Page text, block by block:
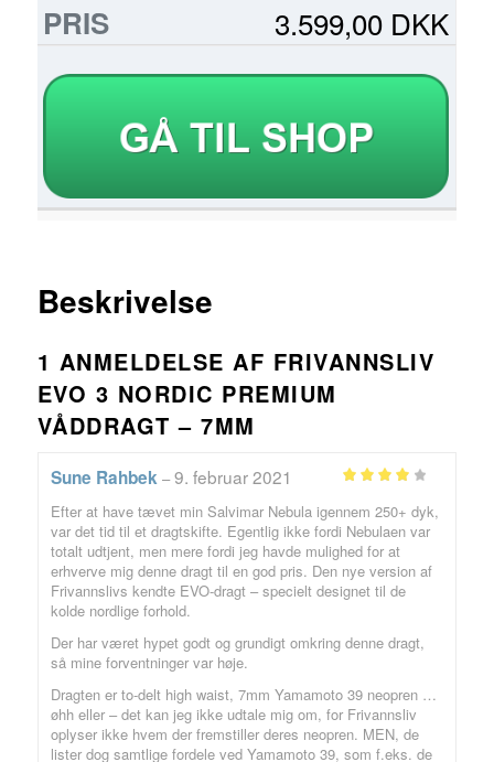
3.599,00 DKK
Beskrivelse
1 ANMELDELSE AF FRIVANNSLIV
EVO 3 NORDIC PREMIUM
VÅDDRAGT – 7MM
4ud af 5
Sune Rahbek – 9. februar 2021
Efter at have tævet min Salvimar Nebula igennem 250+ dyk,
var det tid til et dragtskifte. Egentlig ikke fordi Nebulaen var
totalt udtjent, men mere fordi jeg havde mulighed for at
erhverve mig denne dragt til en god pris. Den nye version af
Frivannslivs kendte EVO-dragt – specielt designet til de
kolde nordlige forhold.
Der har været hypet godt og grundigt omkring denne dragt,
så mine forventninger var høje.
Dragten er to-delt high waist, 7mm Yamamoto 39 neopren …
øhh eller – det kan jeg ikke udtale mig om, for Frivannsliv
oplyser ikke hvem der fremstiller deres neopren. MEN, de
lister dog samtlige fordele ved Yamamoto 39, som f.eks. de